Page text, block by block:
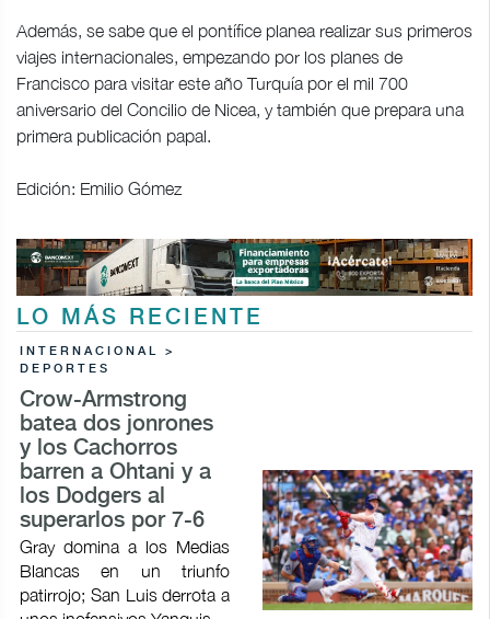
Además, se sabe que el pontífice planea realizar sus primeros
viajes internacionales, empezando por los planes de
Francisco para visitar este año Turquía por el mil 700
aniversario del Concilio de Nicea, y también que prepara una
primera publicación papal.
Edición: Emilio Gómez
LO MÁS RECIENTE
INTERNACIONAL >
DEPORTES
Crow-Armstrong
batea dos jonrones
y los Cachorros
barren a Ohtani y a
los Dodgers al
superarlos por 7-6
Gray domina a los Medias
Blancas en un triunfo
patirrojo; San Luis derrota a